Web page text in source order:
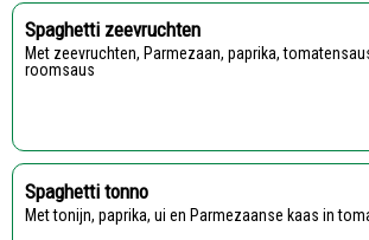
Spaghetti zeevruchten
Met zeevruchten, Parmezaan, paprika, tomatensaus en
roomsaus
Spaghetti tonno
Met tonijn, paprika, ui en Parmezaanse kaas in